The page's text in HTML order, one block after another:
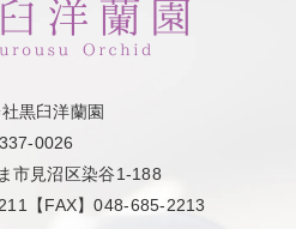
黒臼洋蘭園
0026
市見沼区染谷1-188
【FAX】048-685-2213